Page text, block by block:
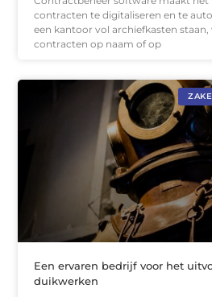
contracten te digitaliseren en te
een kantoor vol archiefkasten staan,
contracten op naam of op
Een ervaren bedrijf voor het
duikwerken